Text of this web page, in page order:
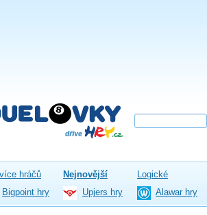
hráčů Nejnovější
Logické
Bigpoint hry
Upjers hry Alawar hry